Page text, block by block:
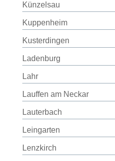
Künzelsau
Kuppenheim
Kusterdingen
Ladenburg
Lahr
Lauffen am Neckar
Lauterbach
Leingarten
Lenzkirch